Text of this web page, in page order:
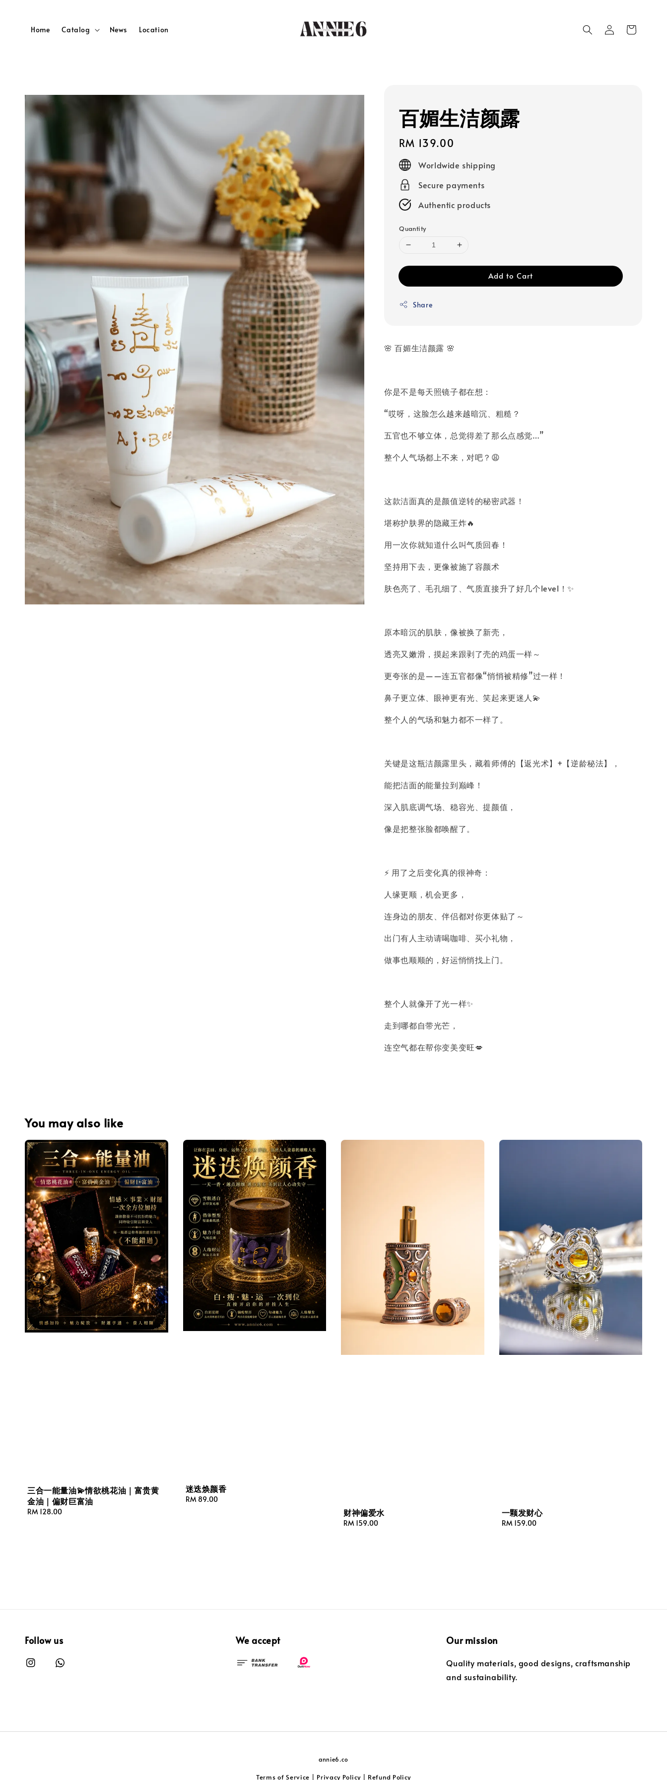
Home Catalog News Location
百媚生洁颜露
Regular
price
RM 139.00
Worldwide shipping
Secure payments
Authentic products
Quantity
Add to Cart
Share
🌸 百媚生洁颜露 🌸
你是不是每天照镜子都在想：
“哎呀，这脸怎么越来越暗沉、粗糙？
五官也不够立体，总觉得差了那么点感觉…”
整个人气场都上不来，对吧？😩
这款洁面真的是颜值逆转的秘密武器！
堪称护肤界的隐藏王炸🔥
用一次你就知道什么叫气质回春！
坚持用下去，更像被施了容颜术
肤色亮了、毛孔细了、气质直接升了好几个level！✨
原本暗沉的肌肤，像被换了新壳，
透亮又嫩滑，摸起来跟剥了壳的鸡蛋一样～
更夸张的是——连五官都像“悄悄被精修”过一样！
鼻子更立体、眼神更有光、笑起来更迷人💫
整个人的气场和魅力都不一样了。
关键是这瓶洁颜露里头，藏着师傅的【返光术】+【逆龄秘法】，
能把洁面的能量拉到巅峰！
深入肌底调气场、稳容光、提颜值，
像是把整张脸都唤醒了。
⚡ 用了之后变化真的很神奇：
人缘更顺，机会更多，
连身边的朋友、伴侣都对你更体贴了～
出门有人主动请喝咖啡、买小礼物，
做事也顺顺的，好运悄悄找上门。
整个人就像开了光一样✨
走到哪都自带光芒，
连空气都在帮你变美变旺💋
You may also like
三合一能量油💫情欲桃花油｜富贵黄
金油｜偏财巨富油
Regular
RM 128.00
迷迭焕颜香
Regular
RM 89.00
财神偏爱水
Regular
RM 159.00
一颗发财心
Regular
RM 159.00
Follow us We accept Our mission
Quality materials, good designs, craftsmanship
and sustainability.
annie6.co
Terms of Service Privacy Policy| Refund Policy